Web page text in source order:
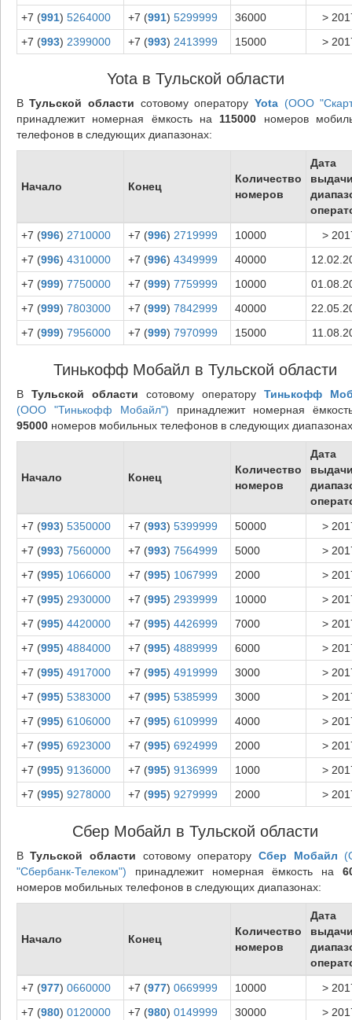
+7 (991) 5264000 +7 (991) 5299999 36000
>
+7 (993) 2399000 +7 (993) 2413999 15000 >
Yota в Тульской области
ВТульской области сотовому операторуYota (ООО
принадлежит номерная ёмкость на 115000 номеров
телефонов в следующих диапазонах:
Начало Конец
Количество
номеров
Дата
+7 (996) 2710000 +7 (996) 2719999 10000
>
+7 (996) 4310000 +7 (996) 4349999 40000
+7 (999) 7750000 +7 (999) 7759999 10000
+7 (999) 7803000 +7 (999) 7842999 40000
+7 (999) 7956000 +7 (999) 7970999 15000
Тинькофф Мобайл в Тульской области
В Тульской области сотовому операторуТинькофф
(ООО "Тинькофф Мобайл") принадлежит номерная
95000номеров мобильных телефонов в следующих
Начало Конец
Количество
номеров
Дата
+7 (993) 5350000 +7 (993) 5399999 50000
>
+7 (993) 7560000 +7 (993) 7564999 5000
>
+7 (995) 1066000 +7 (995) 1067999 2000
>
+7 (995) 2930000 +7 (995) 2939999 10000
>
+7 (995) 4420000 +7 (995) 4426999 7000
>
+7 (995) 4884000 +7 (995) 4889999 6000
>
+7 (995) 4917000 +7 (995) 4919999 3000
>
+7 (995) 5383000 +7 (995) 5385999 3000
>
+7 (995) 6106000 +7 (995) 6109999 4000
>
+7 (995) 6923000 +7 (995) 6924999 2000
>
+7 (995) 9136000 +7 (995) 9136999 1000
>
+7 (995) 9278000 +7 (995) 9279999 2000 >
Сбер Мобайл в Тульской области
ВТульской области сотовому операторуСбер Мобайл
"Сбербанк-Телеком") принадлежит номерная ёмкость на
номеров мобильных телефонов в следующих диапазонах:
Начало Конец
Количество
номеров
Дата
+7 (977) 0660000 +7 (977) 0669999 10000
>
+7 (980) 0120000 +7 (980) 0149999 30000 >